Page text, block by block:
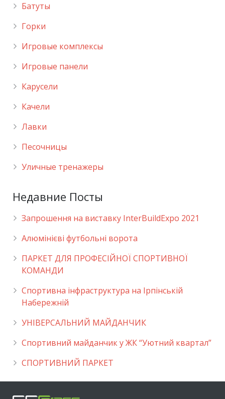
Батуты
Горки
Игровые комплексы
Игровые панели
Карусели
Качели
Лавки
Песочницы
Уличные тренажеры
Недавние Посты
Запрошення на виставку InterBuildExpo 2021
Алюмінієві футбольні ворота
ПАРКЕТ ДЛЯ ПРОФЕСІЙНОЇ СПОРТИВНОЇ
КОМАНДИ
Спортивна інфраструктура на Ірпінській
Набережній
УНІВЕРСАЛЬНИЙ МАЙДАНЧИК
Cпортивний майданчик у ЖК “Уютний квартал”
СПОРТИВНИЙ ПАРКЕТ